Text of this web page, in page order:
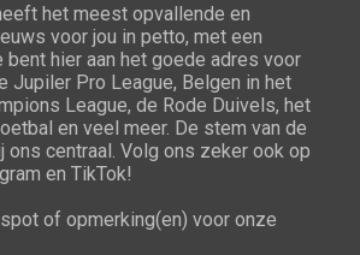
het meest opvallende en
voor jou in petto, met een
hier aan het goede adres voor
Jupiler Pro League, Belgen in het
League, de Rode Duivels, het
en veel meer. De stem van de
ons centraal. Volg ons zeker ook op
en TikTok!
of opmerking(en) voor onze